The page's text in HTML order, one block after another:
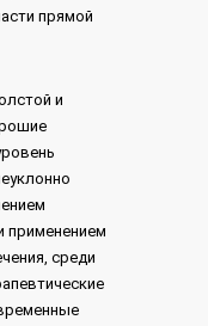
прямой
и
применением
среди